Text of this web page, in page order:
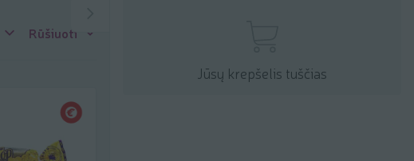
Rūšiuoti
Jūsų krepšelis tuščias